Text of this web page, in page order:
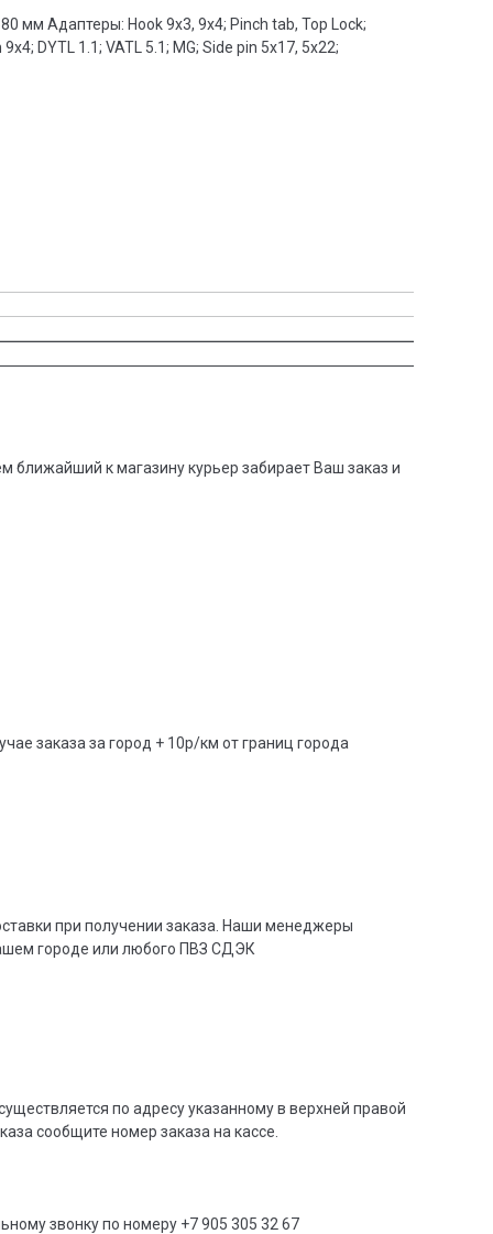
мм Адаптеры: Hook 9x3, 9х4; Pinch tab, Top Lock;
DYTL 1.1; VATL 5.1; MG; Side pin 5x17, 5x22;
ближайший к магазину курьер забирает Ваш заказ и
заказа за город + 10р/км от границ города
при получении заказа. Наши менеджеры
городе или любого ПВЗ СДЭК
по адресу указанному в верхней правой
сообщите номер заказа на кассе.
звонку по номеру +7 905 305 32 67